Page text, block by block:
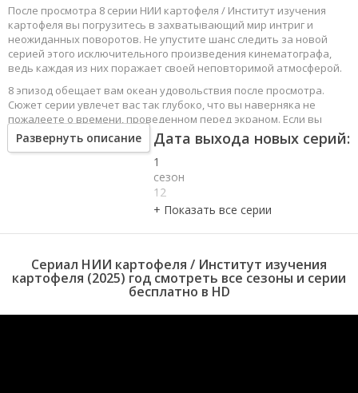
После просмотра 8 серии НИИ картофеля / Институт изучения
картофеля вы погрузитесь в захватывающий мир интриг и
неожиданных поворотов. Не упустите шанс следить за новой
серией этого исключительного произведения кинематографа,
ведь каждая из них поражает своей неповторимой атмосферой.
8 эпизод обещает вам океан удовольствия после просмотра.
Сюжет серии увлечет вас так глубоко, что вы наверняка не
пожалеете о времени, проведенном перед экраном. Если вы
жаждете наслаждаться онлайн этим сериалом в высоком
качестве HD, то ваш выбор будет весьма правильным. Каждый
эпизод сериала удивляет не только захватывающими
событиями, но и яркими, запоминающимися героями, которые
надолго останутся в вашей памяти.
Погрузитесь в мир эмоций и приключений, наслаждайтесь этим
Развернуть описание Дата выхода новых серий:
1
сезон
12
серия
сезон
серия
1
сезон
10
Сериал НИИ картофеля / Институт изучения
картофеля (2025) год смотреть все сезоны и серии
бесплатно в HD